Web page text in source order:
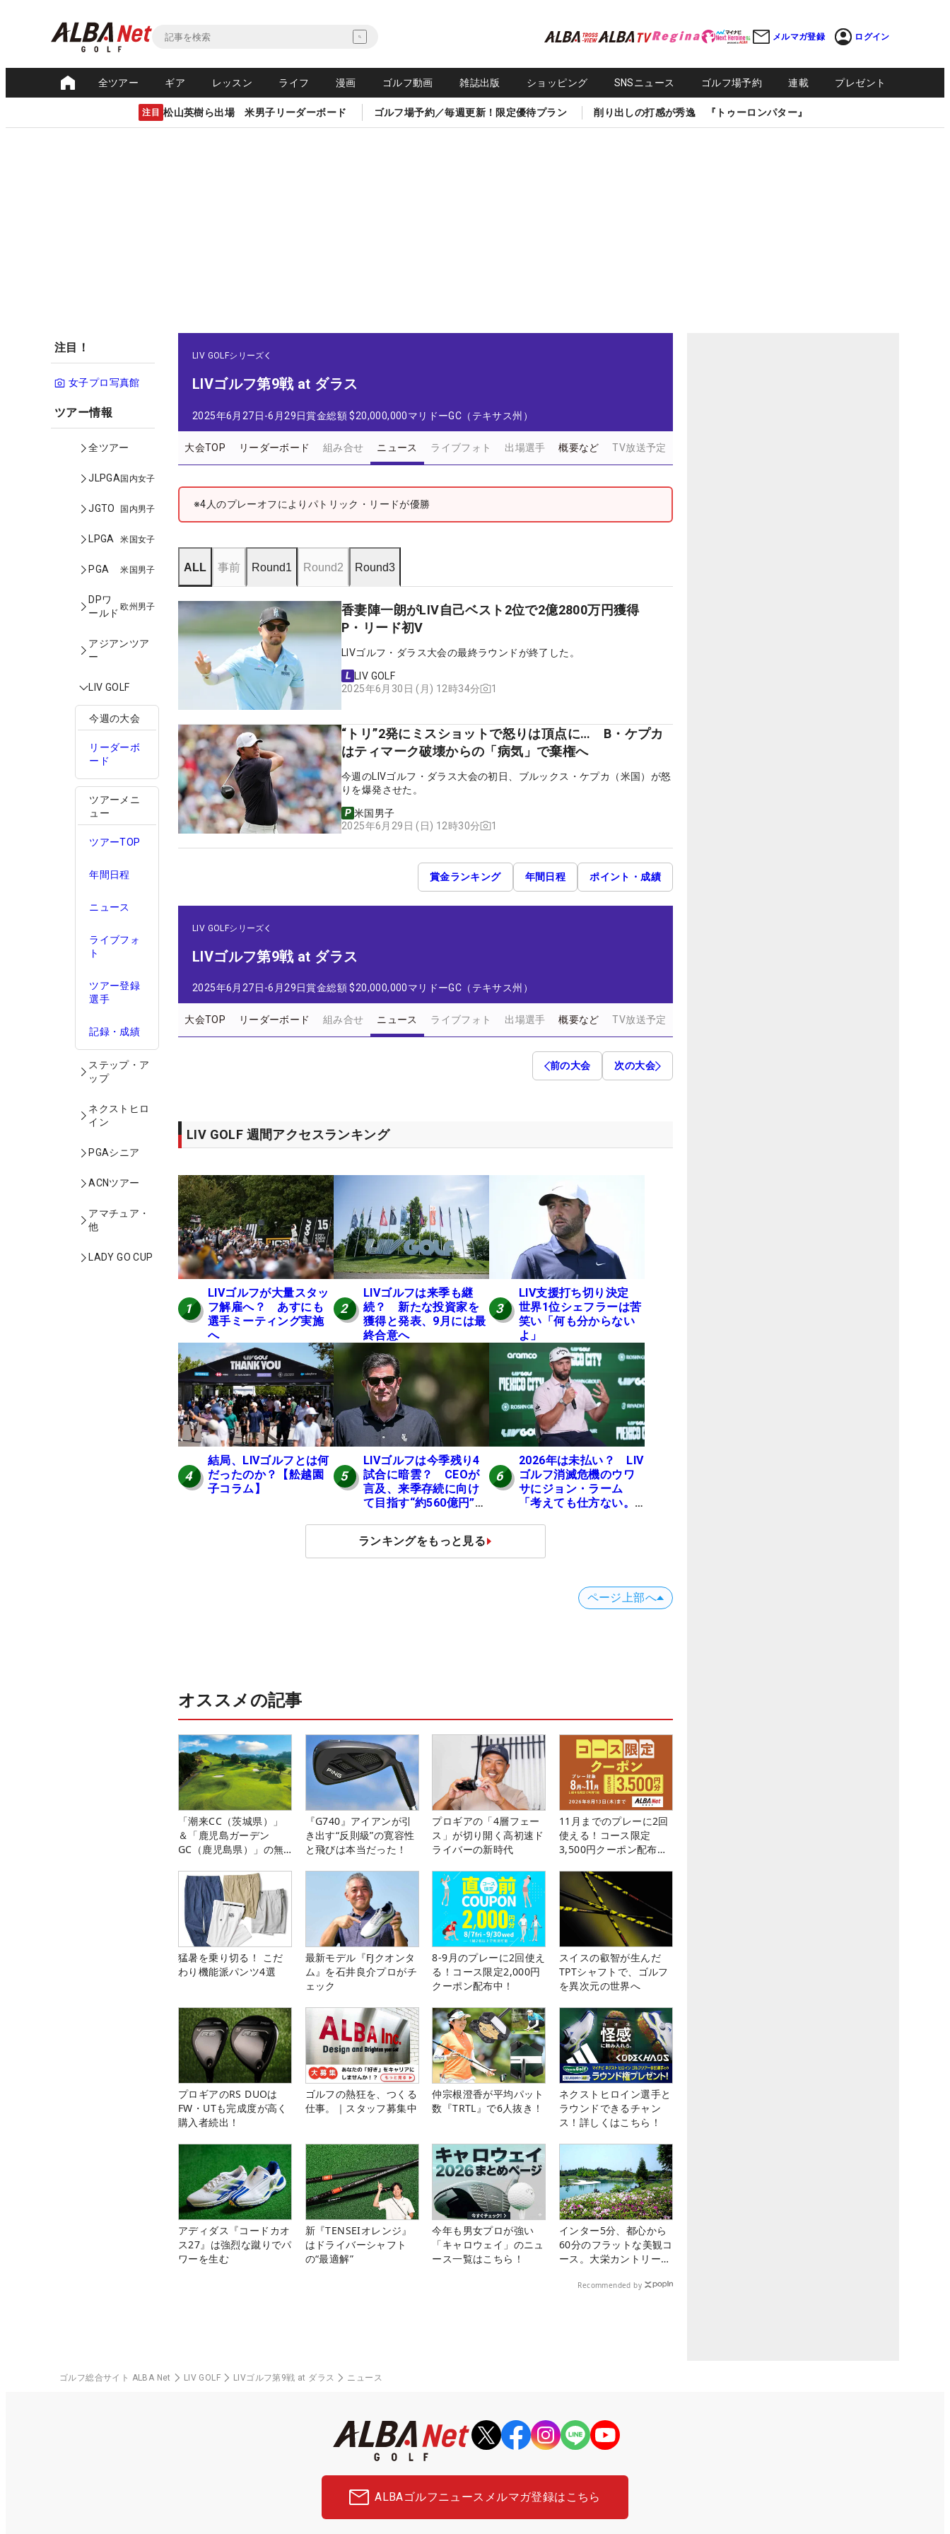
メルマガ登録 ログイン
全ツアー ギア レッスン ライフ 漫画 ゴルフ動画 雑誌出版 ショッピング SNSニュース ゴルフ場予約 連載 プレゼント
注目 松山英樹ら出場 米男子リーダーボード ゴルフ場予約／毎週更新！限定優待プラン 削り出しの打感が秀逸 『トゥーロンパター』
注目！
女子プロ写真館
ツアー情報
全ツアー
JLPGA国内女子
JGTO 国内男子
LPGA 米国女子
PGA 米国男子
DPワ
ールド
欧州男子
アジアンツア
ー
LIV GOLF
今週の大会
リーダーボ
ード
ツアーメニ
ュー
ツアーTOP
年間日程
ニュース
ライブフォ
ト
ツアー登録
選手
記録・成績
ステップ・ア
ップ
ネクストヒロ
イン
PGAシニア
ACNツアー
アマチュア・
他
LADY GO CUP
LIV GOLFシリーズ
LIVゴルフ第9戦 at ダラス
2025年6月27日-6月29日賞金総額 $20,000,000マリドーGC（テキサス州）
大会TOP リーダーボード 組み合せ ニュース ライブフォト 出場選手 概要など TV放送予定
※4人のプレーオフによりパトリック・リードが優勝
ALL 事前 Round1 Round2 Round3
香妻陣一朗がLIV自己ベスト2位で2億2800万円獲得
P・リード初V
LIVゴルフ・ダラス大会の最終ラウンドが終了した。
LIV GOLF
2025年6月30日 (月) 12時34分
1
“トリ”2発にミスショットで怒りは頂点に… B・ケプカ
はティマーク破壊からの「病気」で棄権へ
今週のLIVゴルフ・ダラス大会の初日、ブルックス・ケプカ（米国）が怒
りを爆発させた。
米国男子
2025年6月29日 (日) 12時30分
1
賞金ランキング 年間日程 ポイント・成績
LIV GOLFシリーズ
LIVゴルフ第9戦 at ダラス
2025年6月27日-6月29日賞金総額 $20,000,000マリドーGC（テキサス州）
大会TOP リーダーボード 組み合せ ニュース ライブフォト 出場選手 概要など TV放送予定
前の大会 次の大会
LIV GOLF 週間アクセスランキング
1
LIVゴルフが大量スタッ
フ解雇へ？ あすにも
選手ミーティング実施
へ
2
LIVゴルフは来季も継
続？ 新たな投資家を
獲得と発表、9月には最
終合意へ
3
LIV支援打ち切り決定
世界1位シェフラーは苦
笑い「何も分からない
よ」
4
結局、LIVゴルフとは何
だったのか？【舩越園
子コラム】
5
LIVゴルフは今季残り4
試合に暗雲？ CEOが
言及、来季存続に向け
て目指す“約560億円”の
6
2026年は未払い？ LIV
ゴルフ消滅危機のウワ
サにジョン・ラーム
「考えても仕方ない。
ランキングをもっと見る
ページ上部へ
オススメの記事
「潮来CC（茨城県）」
＆「鹿児島ガーデン
GC（鹿児島県）」の無
『G740』アイアンが引
き出す“反則級”の寛容性
と飛びは本当だった！
プロギアの「4層フェー
ス」が切り開く高初速ド
ライバーの新時代
11月までのプレーに2回
使える！コース限定
3,500円クーポン配布
猛暑を乗り切る！ こだ
わり機能派パンツ4選
最新モデル『FJクオンタ
ム』を石井良介プロがチ
ェック
8-9月のプレーに2回使え
る！コース限定2,000円
クーポン配布中！
スイスの叡智が生んだ
TPTシャフトで、ゴルフ
を異次元の世界へ
プロギアのRS DUOは
FW・UTも完成度が高く
購入者続出！
ゴルフの熱狂を、つくる
仕事。｜スタッフ募集中
仲宗根澄香が平均パット
数『TRTL』で6人抜き！
ネクストヒロイン選手と
ラウンドできるチャン
ス！詳しくはこちら！
アディダス『コードカオ
ス27』は強烈な蹴りでパ
ワーを生む
新『TENSEIオレンジ』
はドライバーシャフト
の“最適解”
今年も男女プロが強い
「キャロウェイ」のニュ
ース一覧はこちら！
インター5分、都心から
60分のフラットな美観コ
ース。大栄カントリー俱
Recommended by
ゴルフ総合サイト ALBA Net LIV GOLF LIVゴルフ第9戦 at ダラス ニュース
ALBAゴルフニュース メルマガ登録はこちら